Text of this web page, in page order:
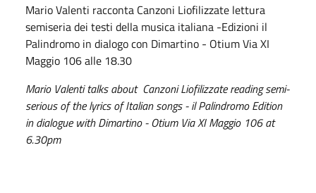
Mario Valenti racconta Canzoni Liofilizzate lettura
semiseria dei testi della musica italiana -Edizioni il
Palindromo in dialogo con Dimartino - Otium Via XI
Maggio 106 alle 18.30
Mario Valenti talks about Canzoni Liofilizzate reading semi-
serious of the lyrics of Italian songs - il Palindromo Edition
in dialogue with Dimartino - Otium Via XI Maggio 106 at
6.30pm